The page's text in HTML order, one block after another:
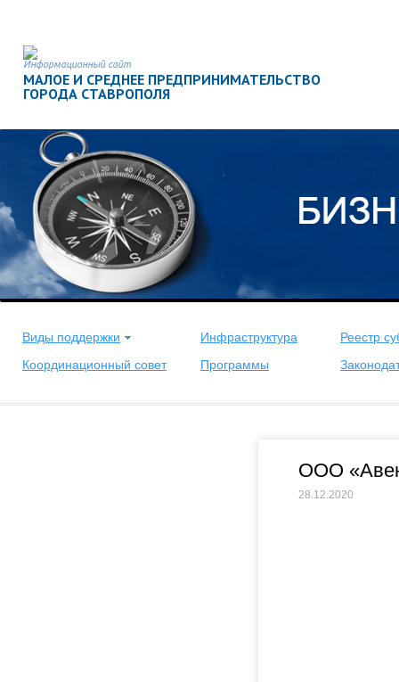
Информационный сайт
МАЛОЕ И СРЕДНЕЕ ПРЕДПРИНИМАТЕЛЬСТВО
ГОРОДА СТАВРОПОЛЯ
Виды поддержки Инфраструктура
Реестр
Координационный совет
Программы
ООО
28.12.2020